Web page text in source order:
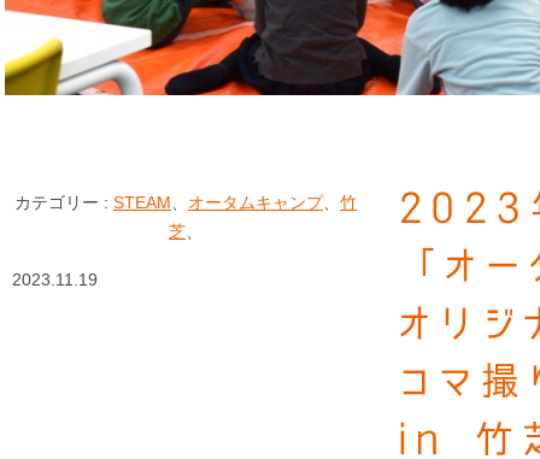
2023
「オ
オリジ
コマ撮
in 竹
カテゴリー : STEAM オータムキャンプ、 竹
芝
2023.11.19